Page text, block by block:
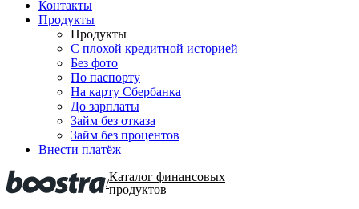
Контакты
Продукты
Продукты
C плохой кредитной историей
Без фото
По паспорту
На карту Сбербанка
До зарплаты
Займ без отказа
Займ без процентов
Внести платёж
/Каталог финансовых
продуктов